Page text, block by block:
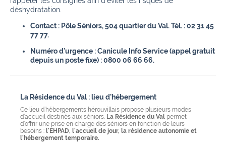
déshydratation.
Contact : Pôle Séniors, 504 quartier du Val. Tél. : 02 31 45
77 77.
Numéro d'urgence : Canicule Info Service (appel gratuit
depuis un poste fixe) : 0800 06 66 66.
La Résidence du Val : lieu d'hébergement
Ce lieu d’hébergements hérouvillais propose plusieurs modes
d’accueil destinés aux séniors. La Résidence du Val permet
d’offrir une prise en charge des séniors en fonction de leurs
besoins : l'EHPAD, l'accueil de jour, la résidence autonomie et
l'hébergement temporaire.